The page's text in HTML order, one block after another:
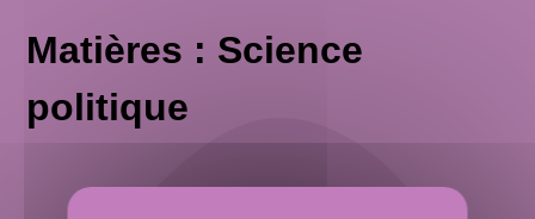
Matières : Science
politique